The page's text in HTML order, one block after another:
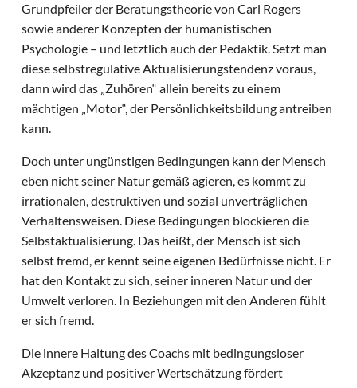
Grundpfeiler der Beratungstheorie von Carl Rogers
sowie anderer Konzepten der humanistischen
Psychologie – und letztlich auch der Pedaktik. Setzt man
diese selbstregulative Aktualisierungstendenz voraus,
dann wird das „Zuhören“ allein bereits zu einem
mächtigen „Motor“, der Persönlichkeitsbildung antreiben
kann.
Doch unter ungünstigen Bedingungen kann der Mensch
eben nicht seiner Natur gemäß agieren, es kommt zu
irrationalen, destruktiven und sozial unverträglichen
Verhaltensweisen. Diese Bedingungen blockieren die
Selbstaktualisierung. Das heißt, der Mensch ist sich
selbst fremd, er kennt seine eigenen Bedürfnisse nicht. Er
hat den Kontakt zu sich, seiner inneren Natur und der
Umwelt verloren. In Beziehungen mit den Anderen fühlt
er sich fremd.
Die innere Haltung des Coachs mit bedingungsloser
Akzeptanz und positiver Wertschätzung fördert